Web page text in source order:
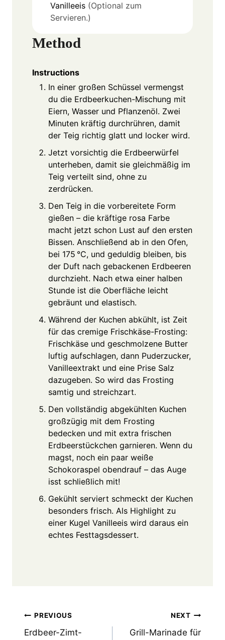
Vanilleeis (Optional zum
Servieren.)
Method
Instructions
In einer großen Schüssel vermengst
du die Erdbeerkuchen-Mischung mit
Eiern, Wasser und Pflanzenöl. Zwei
Minuten kräftig durchrühren, damit
der Teig richtig glatt und locker wird.
Jetzt vorsichtig die Erdbeerwürfel
unterheben, damit sie gleichmäßig im
Teig verteilt sind, ohne zu
zerdrücken.
Den Teig in die vorbereitete Form
gießen – die kräftige rosa Farbe
macht jetzt schon Lust auf den ersten
Bissen. Anschließend ab in den Ofen,
bei 175 °C, und geduldig bleiben, bis
der Duft nach gebackenen Erdbeeren
durchzieht. Nach etwa einer halben
Stunde ist die Oberfläche leicht
gebräunt und elastisch.
Während der Kuchen abkühlt, ist Zeit
für das cremige Frischkäse-Frosting:
Frischkäse und geschmolzene Butter
luftig aufschlagen, dann Puderzucker,
Vanilleextrakt und eine Prise Salz
dazugeben. So wird das Frosting
samtig und streichzart.
Den vollständig abgekühlten Kuchen
großzügig mit dem Frosting
bedecken und mit extra frischen
Erdbeerstückchen garnieren. Wenn du
magst, noch ein paar weiße
Schokoraspel obendrauf – das Auge
isst schließlich mit!
Gekühlt serviert schmeckt der Kuchen
besonders frisch. Als Highlight zu
einer Kugel Vanilleeis wird daraus ein
echtes Festtagsdessert.
Post
PREVIOUS
Erdbeer-Zimt-
NEXT
Grill-Marinade für